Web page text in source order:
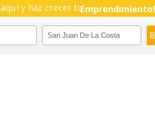
y haz crecer tuEmprendimiento!